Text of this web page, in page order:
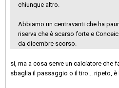
chiunque altro.
Abbiamo un centravanti che ha
riserva che è scarso forte e
da dicembre scorso.
si, ma a cosa serve un calciatore che
sbaglia il passaggio o il tiro... ripeto, è